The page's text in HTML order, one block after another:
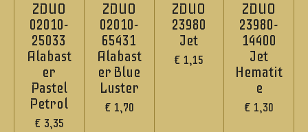
ZDUO
02010-
25033
Alabast
er
Pastel
Petrol
€ 3,35
ZDUO
02010-
65431
Alabast
er Blue
Luster
€ 1,70
ZDUO
23980
Jet
€ 1,15
ZDUO
23980-
14400
Jet
Hematit
e
€ 1,30